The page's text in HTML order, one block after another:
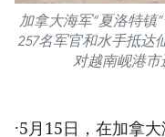
加拿大海军“夏洛特镇
257名军官和水手抵达
对越南岘港
·5月15日，在加拿